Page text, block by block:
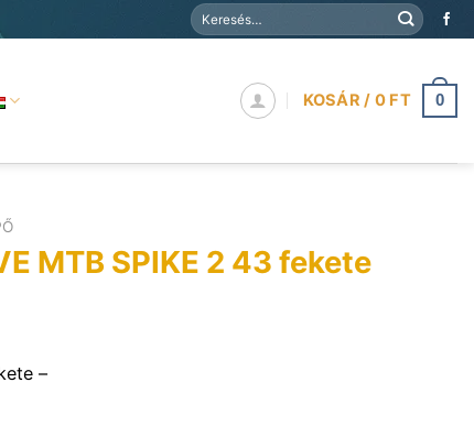
Keresés
a
KOSÁR / 0 FT 0
MTB SPIKE 2 43 fekete
–